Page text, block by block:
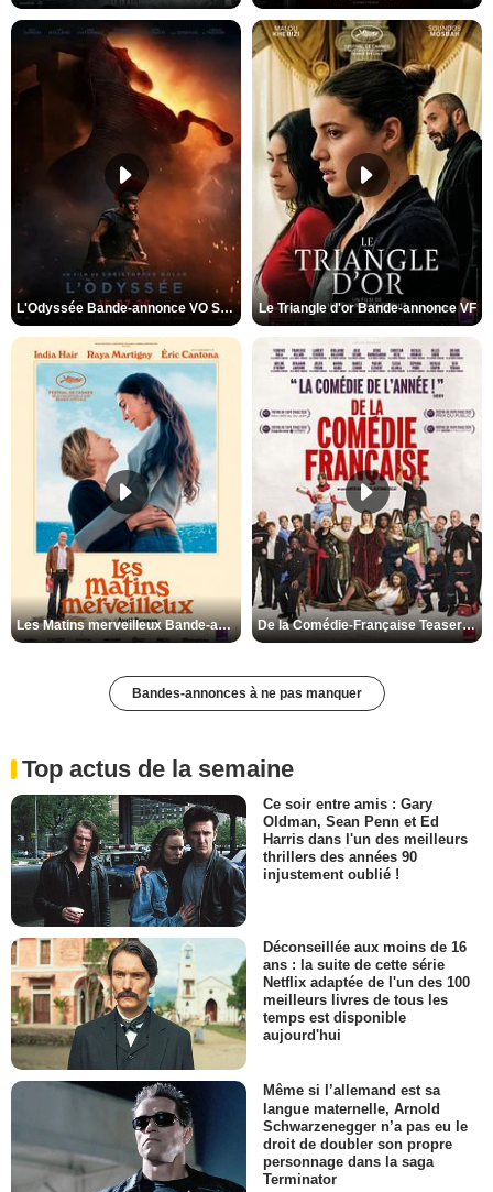
L'Odyssée Bande-annonce VO STFR Le Triangle d'or Bande-annonce VF
Les Matins merveilleux Bande-annonce VF De la Comédie-Française Teaser VF
Bandes-annonces à ne pas manquer
Top actus de la semaine
Ce soir entre amis : Gary
Oldman, Sean Penn et Ed
Harris dans l'un des meilleurs
thrillers des années 90
injustement oublié !
Déconseillée aux moins de 16
ans : la suite de cette série
Netflix adaptée de l'un des 100
meilleurs livres de tous les
temps est disponible
aujourd'hui
Même si l’allemand est sa
langue maternelle, Arnold
Schwarzenegger n’a pas eu le
droit de doubler son propre
personnage dans la saga
Terminator